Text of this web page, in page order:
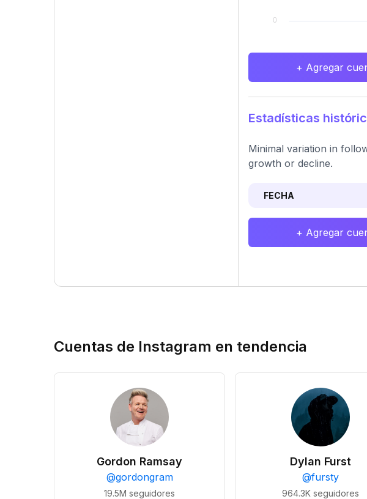
+ Agregar
Estadísticas
Minimal variation in
growth or decline.
FECHA
+ Agregar
Cuentas de Instagram en tendencia
Gordon Ramsay
@gordongram
19.5M seguidores
Dylan Furst
@fursty
964.3K seguidores